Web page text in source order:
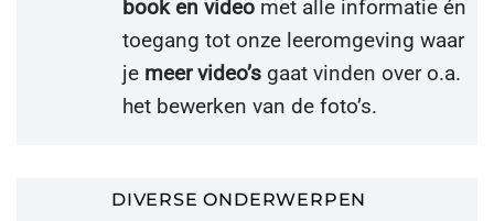
book en video met alle informatie én
toegang tot onze leeromgeving waar
je meer video’s gaat vinden over o.a.
het bewerken van de foto’s.
DIVERSE ONDERWERPEN